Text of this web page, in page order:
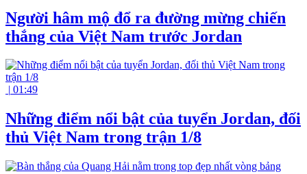
Người hâm mộ đổ ra đường mừng chiến
thắng của Việt Nam trước Jordan
| 01:49
Những điểm nổi bật của tuyển Jordan, đối
thủ Việt Nam trong trận 1/8